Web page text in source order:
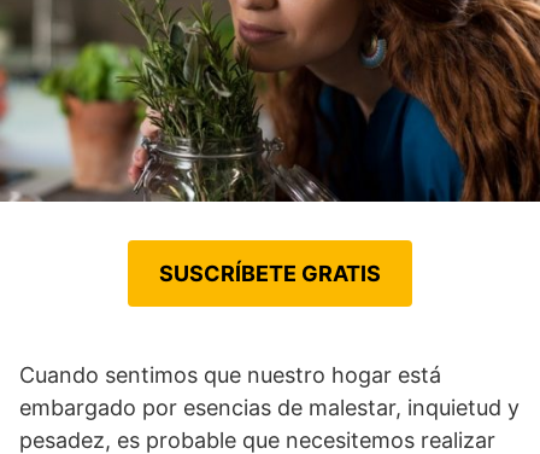
SUSCRÍBETE GRATIS
Cuando sentimos que nuestro hogar está
embargado por esencias de malestar, inquietud y
pesadez, es probable que necesitemos realizar